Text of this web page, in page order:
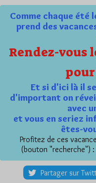
Comme chaque été
prend des
Rendez-vous
Et si d'ici là il
d'important on
avec
et vous en seriez
êtes-
Profitez de ces
(bouton "recherche")
Partager sur